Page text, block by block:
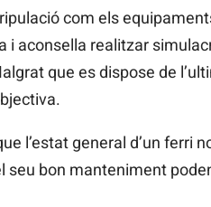
com els
i aconsella realitzar
que es dispose de
l’estat general d’un ferri
seu bon manteniment